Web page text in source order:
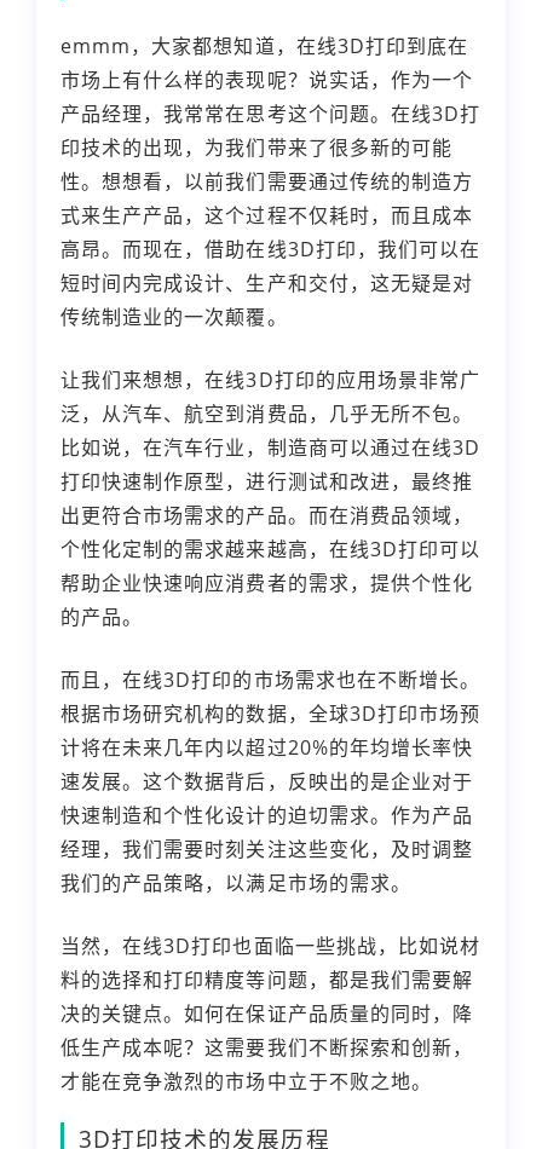
emmm，大家都想知道，在线3D打印到底在
市场上有什么样的表现呢？说实话，作为一个
产品经理，我常常在思考这个问题。在线3D打
印技术的出现，为我们带来了很多新的可能
性。想想看，以前我们需要通过传统的制造方
式来生产产品，这个过程不仅耗时，而且成本
高昂。而现在，借助在线3D打印，我们可以在
短时间内完成设计、生产和交付，这无疑是对
传统制造业的一次颠覆。
让我们来想想，在线3D打印的应用场景非常广
泛，从汽车、航空到消费品，几乎无所不包。
比如说，在汽车行业，制造商可以通过在线3D
打印快速制作原型，进行测试和改进，最终推
出更符合市场需求的产品。而在消费品领域，
个性化定制的需求越来越高，在线3D打印可以
帮助企业快速响应消费者的需求，提供个性化
的产品。
而且，在线3D打印的市场需求也在不断增长。
根据市场研究机构的数据，全球3D打印市场预
计将在未来几年内以超过20%的年均增长率快
速发展。这个数据背后，反映出的是企业对于
快速制造和个性化设计的迫切需求。作为产品
经理，我们需要时刻关注这些变化，及时调整
我们的产品策略，以满足市场的需求。
当然，在线3D打印也面临一些挑战，比如说材
料的选择和打印精度等问题，都是我们需要解
决的关键点。如何在保证产品质量的同时，降
低生产成本呢？这需要我们不断探索和创新，
才能在竞争激烈的市场中立于不败之地。
3D打印技术的发展历程